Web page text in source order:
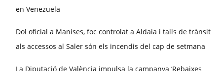
en Venezuela
Dol oficial a Manises, foc controlat a Aldaia i talls de trànsit
als accessos al Saler són els incendis del cap de setmana
La Diputació de València impulsa la campanya ‘Rebaixes